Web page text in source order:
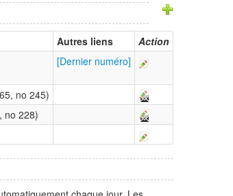
Autres liens
Action
[Dernier numéro]
no 245)
no 228)